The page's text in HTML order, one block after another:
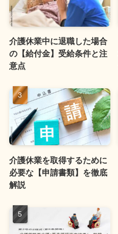
介護休業中に退職した場合
の【給付金】受給条件と注
意点
介護休業を取得するために
必要な【申請書類】を徹底
解説